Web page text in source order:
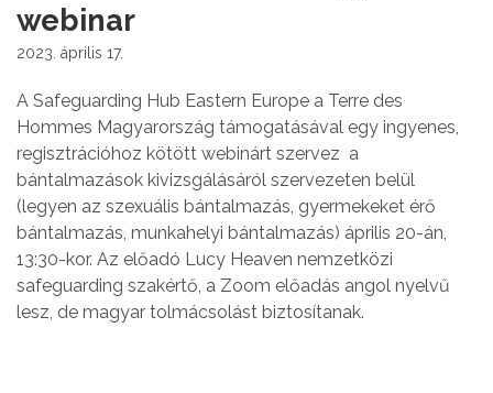
webinar
2023. április 17.
A Safeguarding Hub Eastern Europe a Terre des
Hommes Magyarország támogatásával egy ingyenes,
regisztrációhoz kötött webinárt szervez a
bántalmazások kivizsgálásáról szervezeten belül
(legyen az szexuális bántalmazás, gyermekeket érő
bántalmazás, munkahelyi bántalmazás) április 20-án,
13:30-kor. Az előadó Lucy Heaven nemzetközi
safeguarding szakértő, a Zoom előadás angol nyelvű
lesz, de magyar tolmácsolást biztosítanak.